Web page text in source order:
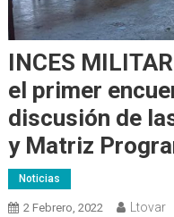
INCES
el primer
discusión de
y Matriz
Noticias
2 Febrero, 2022 Ltovar